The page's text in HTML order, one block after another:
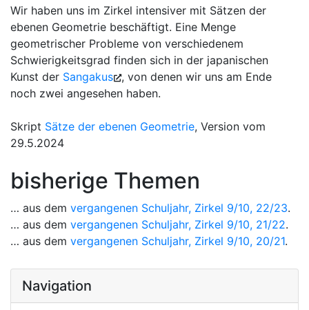
Wir haben uns im Zirkel intensiver mit Sätzen der
ebenen Geometrie beschäftigt. Eine Menge
geometrischer Probleme von verschiedenem
Schwierigkeitsgrad finden sich in der japanischen
Kunst der Sangakus , von denen wir uns am Ende
noch zwei angesehen haben.
Skript Sätze der ebenen Geometrie, Version vom
29.5.2024
bisherige Themen
… aus dem vergangenen Schuljahr, Zirkel 9/10, 22/23.
… aus dem vergangenen Schuljahr, Zirkel 9/10, 21/22.
… aus dem vergangenen Schuljahr, Zirkel 9/10, 20/21.
Navigation